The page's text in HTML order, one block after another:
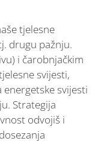
tjelesne
drugu pažnju.
i čarobnjačkim
svijesti,
svijesti
Strategija
odvojiš i